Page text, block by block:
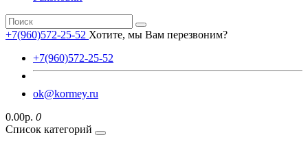
+7(960)572-25-52 Хотите, мы Вам перезвоним?
+7(960)572-25-52
ok@kormey.ru
0.00р. 0
Список категорий